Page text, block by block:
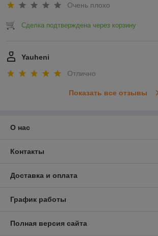
Очень плохо
Сделка подтверждена через корзину
Yauheni
Отлично
Показать все отзывы
О нас
Контакты
Доставка и оплата
График работы
Полная версия сайта